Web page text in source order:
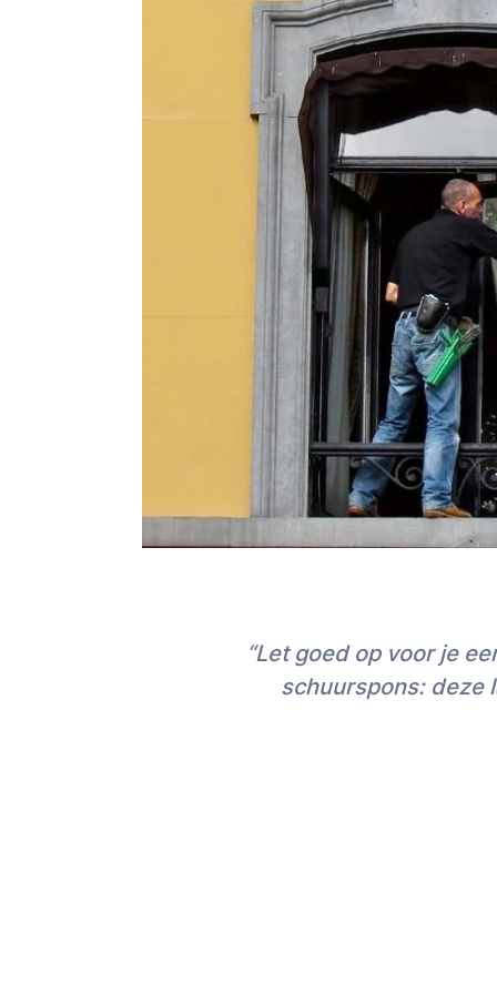
Glazenwasser tegen een eerlijk
Voor optimale, duurzame kwaliteit regelen
tegen een fair schoonmaaktarief.
Zie voor verdere vragen over
bel ons voor verdere informatie op 020-675
“Let goed op voor je
schuurspons: deze